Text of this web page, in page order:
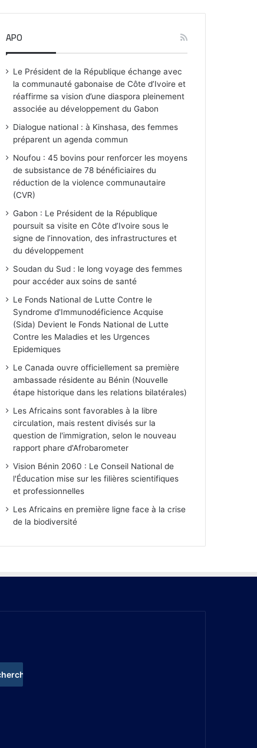
APO
Le Président de la République échange avec
la communauté gabonaise de Côte d’Ivoire et
réaffirme sa vision d’une diaspora pleinement
associée au développement du Gabon
Dialogue national : à Kinshasa, des femmes
préparent un agenda commun
Noufou : 45 bovins pour renforcer les moyens
de subsistance de 78 bénéficiaires du
réduction de la violence communautaire
(CVR)
Gabon : Le Président de la République
poursuit sa visite en Côte d’Ivoire sous le
signe de l’innovation, des infrastructures et
du développement
Soudan du Sud : le long voyage des femmes
pour accéder aux soins de santé
Le Fonds National de Lutte Contre le
Syndrome d'Immunodéficience Acquise
(Sida) Devient le Fonds National de Lutte
Contre les Maladies et les Urgences
Epidemiques
Le Canada ouvre officiellement sa première
ambassade résidente au Bénin (Nouvelle
étape historique dans les relations bilatérales)
Les Africains sont favorables à la libre
circulation, mais restent divisés sur la
question de l'immigration, selon le nouveau
rapport phare d'Afrobarometer
Vision Bénin 2060 : Le Conseil National de
l'Éducation mise sur les filières scientifiques
et professionnelles
Les Africains en première ligne face à la crise
de la biodiversité